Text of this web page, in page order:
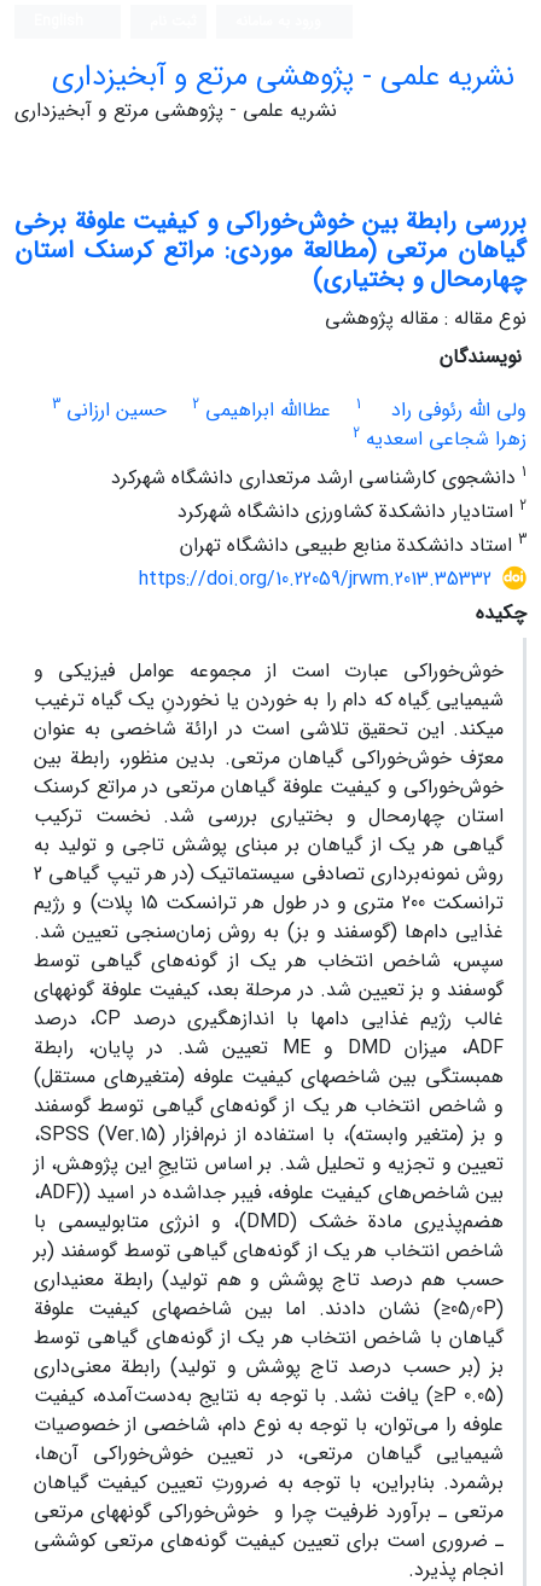
نشریه علمی - پژوهشی مرتع و آبخیزداری
نشریه علمی - پژوهشی مرتع و آبخیزداری
بررسی رابطة بین خوش‌خوراکی و کیفیت علوفة برخی
گیاهان مرتعی (مطالعة موردی: مراتع کرسنک استان
چهارمحال و بختیاری)
نوع مقاله : مقاله پژوهشی
نویسندگان
ولی الله رئوفی راد
1 عطاالله ابراهیمی 2 حسین ارزانی 3
زهرا شجاعی اسعدیه 2
1 دانشجوی کارشناسی ‌ارشد مرتعداری دانشگاه شهرکرد
2 استادیار دانشکدة کشاورزی دانشگاه شهرکرد
3 استاد دانشکدة منابع ‌طبیعی دانشگاه تهران
https://doi.org/10.22059/jrwm.2013.35332
چکیده
خوش‌خوراکی عبارت است از مجموعه عوامل فیزیکی و
شیمیایی ِگیاه که دام را به خوردن یا نخوردنِ یک گیاه ترغیب
می‏کند. این تحقیق تلاشی است در ارائة شاخصی به عنوان
معرّف خوش‌خوراکی گیاهان مرتعی. بدین منظور، رابطة بین
خوش‌خوراکی و کیفیت علوفة گیاهان مرتعی در مراتع کرسنک
استان چهارمحال و بختیاری بررسی شد. نخست ترکیب
گیاهی هر یک از گیاهان بر مبنای پوشش تاجی و تولید به
روش نمونه‌برداری تصادفی سیستماتیک (در هر تیپ گیاهی 2
ترانسکت 200 متری و در طول هر ترانسکت 15 پلات) و رژیم
غذایی دام‌ها (گوسفند و بز) به روش زمان‌سنجی تعیین شد.
سپس، شاخص انتخاب هر یک از گونه‌های گیاهی توسط
گوسفند و بز تعیین شد. در مرحلة بعد، کیفیت علوفة گونه‏‏‏های
غالب رژیم غذایی دام‏ها با اندازه‏گیری درصد CP، درصد
ADF، میزان DMD و ME تعیین شد. در پایان، رابطة
همبستگی بین شاخص‏‏‏‏های کیفیت علوفه (متغیرهای مستقل)
و شاخص انتخاب هر یک از گونه‌های گیاهی توسط گوسفند
و بز (متغیر وابسته)، با استفاده از نرم‌افزار SPSS (Ver.15)،
تعیین و تجزیه و تحلیل شد. بر اساس نتایجِ این پژوهش، از
بین شاخص‌های کیفیت علوفه، فیبر جدا‌شده در اسید ((ADF،
هضم‌پذیری مادة خشک (DMD)، و انرژی متابولیسمی با
شاخص انتخاب هر یک از گونه‌های گیاهی توسط گوسفند (بر
حسب هم درصد تاج پوشش و هم تولید) رابطة معنی‏داری
(05
/
0P≤) نشان دادند. اما بین شاخص‏های کیفیت علوفة
گیاهان با شاخص انتخاب هر یک از گونه‌های گیاهی توسط
بز (بر حسب درصد تاج پوشش و تولید) رابطة معنی‌داری
(0.05 P≤) یافت نشد. با توجه به نتایج به‌دست‌آمده، کیفیت
علوفه را می‌توان، با توجه به نوع دام، شاخصی از خصوصیات
شیمیایی گیاهان مرتعی، در تعیین خوش‌خوراکی آن‌ها،
برشمرد. بنابراین، با توجه به ضرورتِ تعیین کیفیت گیاهان
مرتعی ـ برآورد ظرفیت چرا و خوش‌خوراکی گونه‏های مرتعی
ـ ضروری است برای تعیین کیفیت گونه‏‌های مرتعی کوششی
انجام پذیرد.